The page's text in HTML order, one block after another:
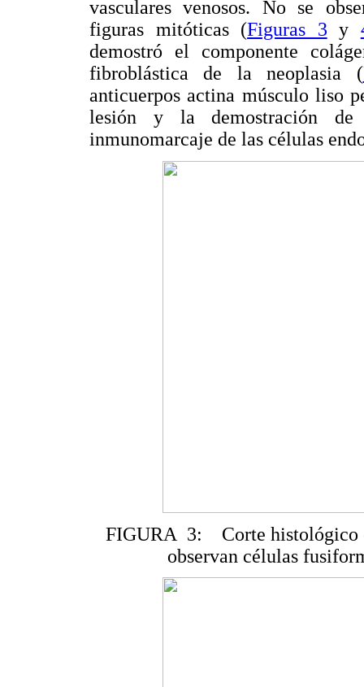
vasculares venosos. No se
figuras mitóticas (Figuras 3 y
demostró el componente
fibroblástica de la neoplasia (
anticuerpos actina músculo liso
lesión y la demostración de
inmunomarcaje de las células
FIGURA 3: Corte histológico
observan células